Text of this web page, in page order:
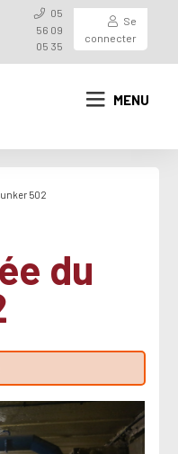
05
56 09
05 35
Se
connecter
MENU
502
du